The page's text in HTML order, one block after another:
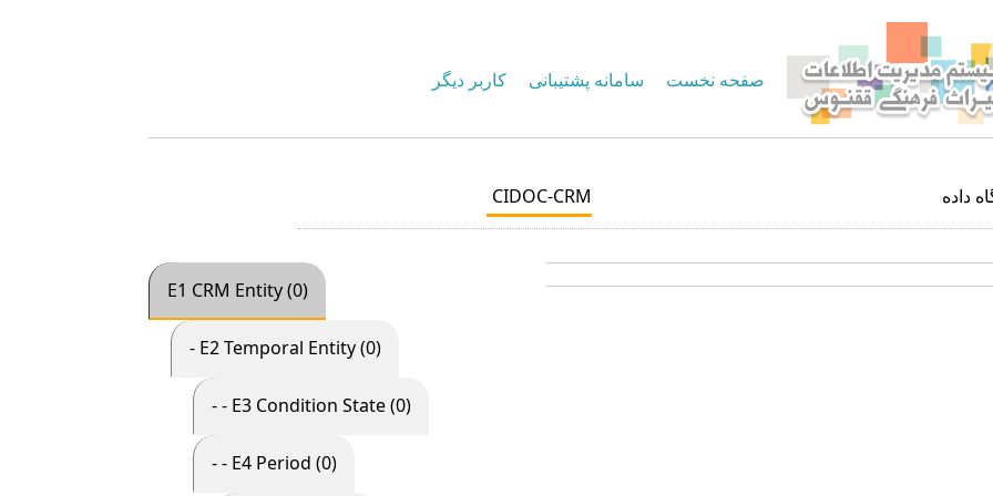
صفحه نخست سامانه پشتیبانی کاربر دیگر
داده CIDOC-CRM
E1 CRM Entity (0)
- E2 Temporal Entity (0)
- - E3 Condition State (0)
- - E4 Period (0)